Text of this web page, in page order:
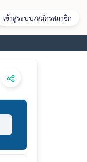
เข้าสู่ระบบ/สมัครสมาชิก